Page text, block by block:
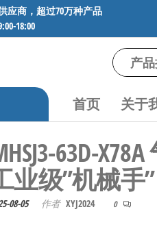
应商，超过70万种产品
18:00
首页 关于
63D-
业级”机械手”
08-05 作者 XYJ2024 0